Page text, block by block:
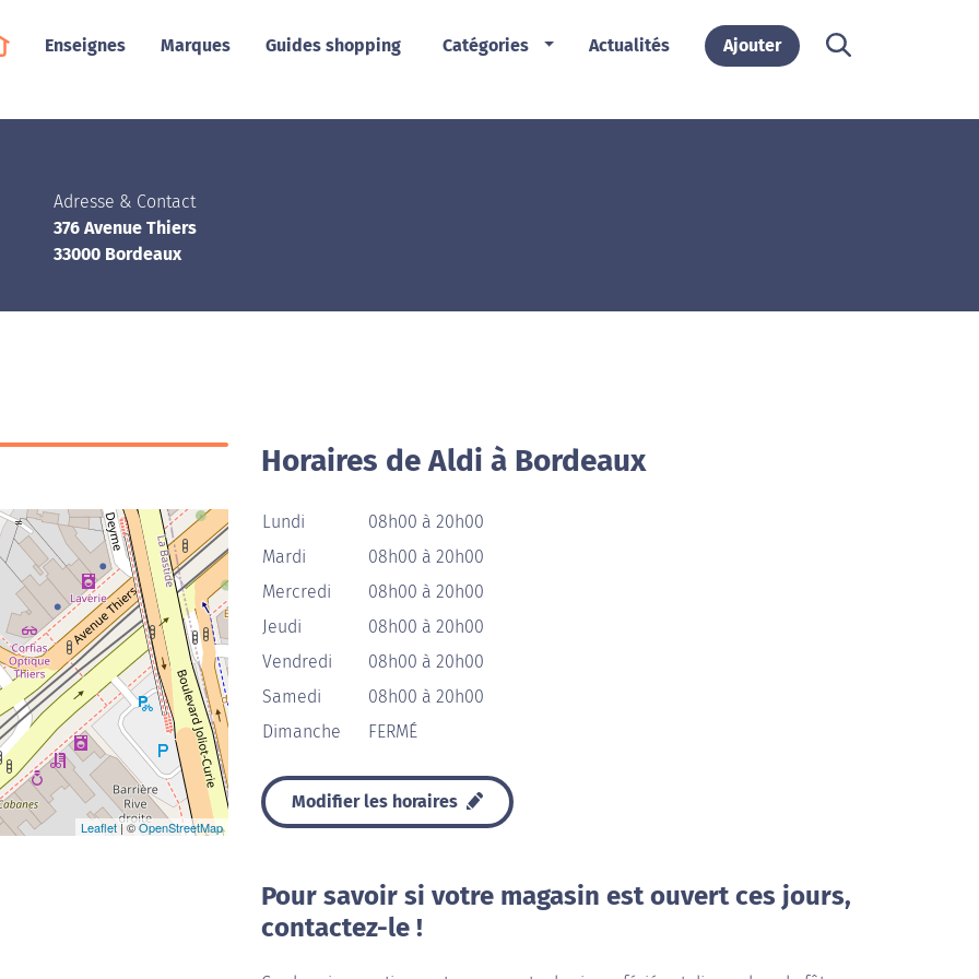
Enseignes Marques Guides shopping Catégories Actualités Ajouter
Adresse & Contact
376 Avenue Thiers
33000 Bordeaux
Leaflet| ©OpenStreetMap
Horaires de Aldi à Bordeaux
Lundi
08h00 à 20h00
Mardi
08h00 à 20h00
Mercredi
08h00 à 20h00
Jeudi
08h00 à 20h00
Vendredi
08h00 à 20h00
Samedi
08h00 à 20h00
Dimanche
FERMÉ
Modifier les horaires
Pour savoir si votre magasin est ouvert ces jours,
contactez-le !